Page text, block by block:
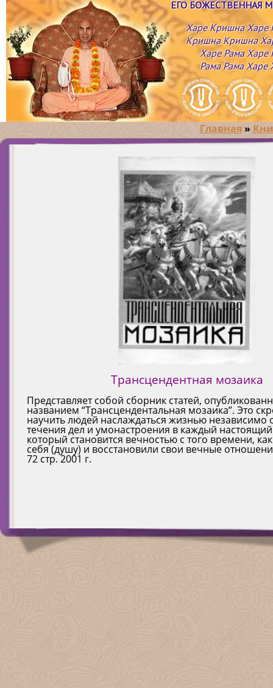
ЕГО БОЖЕСТВЕННАЯ
Харе Кришна Харе
Кришна Кришна
Харе Рама Харе
Рама Рама Харе
Главная»
Трансцендентная мозаика
Представляет собой сборник статей,
названием “Трансцендентальная мозаика”. Это
научить людей наслаждаться жизнью независимо
течения дел и умонастроения в каждый
который становится вечностью с того времени,
себя (душу) и восстановили свои вечные
72 стр. 2001 г.